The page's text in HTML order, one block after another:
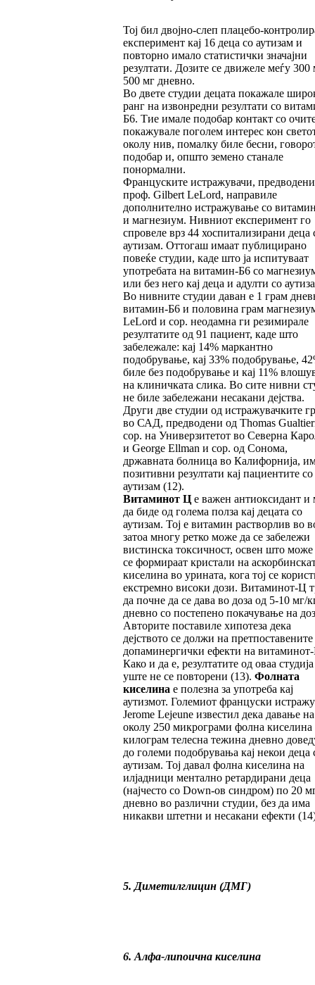
Тој бил двојно-слеп плацебо-
експеримент кај 16 деца со аутизам и
повторно имало статистички значајни
резултати. Дозите се движеле меѓу 300
500 мг дневно.
Во двете студии децата покажале
ранг на извонредни резултати со
Б6. Тие имале подобар контакт со
покажувале поголем интерес кон
околу нив, помалку биле бесни,
подобар и, општо земено станале
понормални.
Француските истражувачи,
проф. Gilbert LeLord, направиле
дополнително истражување со
и магнезиум. Нивниот експеримент го
спровеле врз 44 хоспитализирани деца
аутизам. Оттогаш имаат публицирано
повеќе студии, каде што ја испитуваат
употребата на витамин-Б6 со
или без него кај деца и адулти со
Во нивните студии даван е 1 грам
витамин-Б6 и половина грам
LeLord и сор. неодамна ги резимирале
резултатите од 91 пациент, каде што
забележале: кај 14% маркантно
подобрување, кај 33% подобрување,
биле без подобрување и кај 11%
на клиничката слика. Во сите нивни
не биле забележани несакани дејства.
Други две студии од истражувачките
во САД, предводени од Thomas
сор. на Универзитетот во Северна
и George Ellman и сор. од Сонома,
државната болница во Калифорнија,
позитивни резултати кај пациентите со
аутизам (12).
Витаминот Це важен антиоксидант и
да биде од голема полза кај децата со
аутизам. Тој е витамин растворлив во
затоа многу ретко може да се забележи
вистинска токсичност, освен што може
се формираат кристали на
киселина во урината, кога тој се
екстремно високи дози. Витаминот-Ц
да почне да се дава во доза од 5-10 мг/
дневно со постепено покачување на
Авторите поставиле хипотеза дека
дејството се должи на претпоставените
допаминергички ефекти на
Како и да е, резултатите од оваа студија
уште не се повторени (13). Фолната
киселина е полезна за употреба кај
аутизмот. Големиот француски
Jerome Lejeune известил дека давање на
околу 250 микрограми фолна киселина
килограм телесна тежина дневно
до големи подобрувања кај некои деца
аутизам. Тој давал фолна киселина на
илјадници ментално ретардирани деца
(најчесто со Down-ов синдром) по 20
дневно во различни студии, без да има
никакви штетни и несакани ефекти
5. Диметилглицин (ДМГ)
6. Алфа-липоична киселина